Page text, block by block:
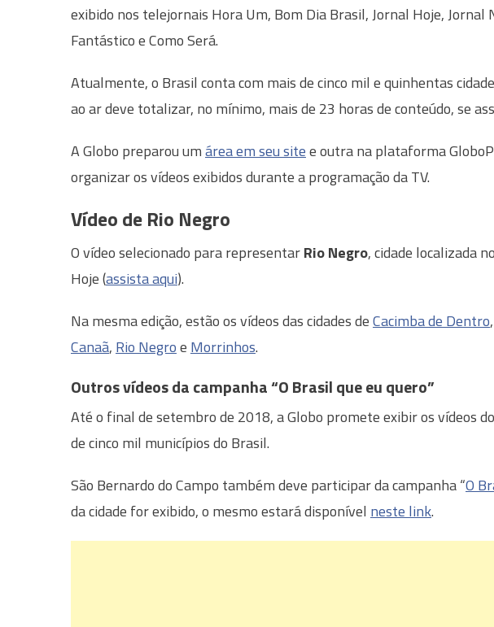
exibido nos telejornais Hora Um, Bom Dia Brasil, Jornal Hoje, Jornal
Fantástico e Como Será.
Atualmente, o Brasil conta com mais de cinco mil e quinhentas
ao ar deve totalizar, no mínimo, mais de 23 horas de conteúdo, se
A Globo preparou umárea em seu sitee outra na plataforma
organizar os vídeos exibidos durante a programação da TV.
Vídeo de Rio Negro
O vídeo selecionado para representarRio Negro, cidade localizada
Hoje (assista aqui).
Na mesma edição, estão os vídeos das cidades deCacimba de Dentro,
Canaã, Rio Negroe Morrinhos.
Outros vídeos da campanha “O Brasil que eu quero”
Até o final de setembro de 2018, a Globo promete exibir os vídeos
de cinco mil municípios do Brasil.
São Bernardo do Campo também deve participar da campanha “O
da cidade for exibido, o mesmo estará disponível neste link.